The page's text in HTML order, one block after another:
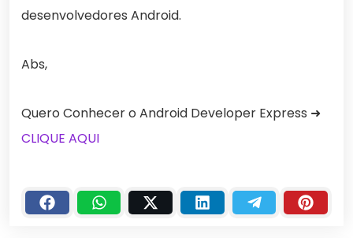
desenvolvedores Android.
Abs,
Quero Conhecer o Android Developer Express ➜
CLIQUE AQUI